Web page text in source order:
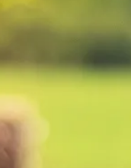
9 rue Haute du
0631959121